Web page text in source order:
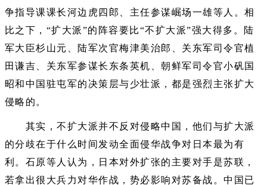
争指导课课长河边虎四郎、主任参谋崛场一雄等人。相
比之下，“扩大派”的阵容要比“不扩大派”强大得多。陆
军大臣杉山元、陆军次官梅津美治郎、关东军司令官植
田谦吉、关东军参谋长东条英机、朝鲜军司令官小矾国
昭和中国驻屯军的决策层与少壮派，都是强烈主张扩大
侵略的。
其实，不扩大派并不反对侵略中国，他们与扩大派
的分歧在于什么时间发动全面侵华战争对日本最为有
利。石原等人认为，日本对外扩张的主要对手是苏联，
若拿出很大兵力对华作战，势必影响对苏备战。中国已